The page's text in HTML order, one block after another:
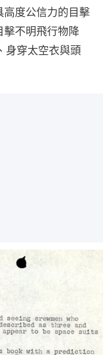
高度公信力的目擊
擊不明飛行物降
身穿太空衣與頭